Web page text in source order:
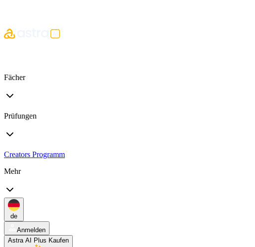
Fächer
Prüfungen
Creators Programm
Mehr
de
Anmelden
Astra AI Plus Kaufen